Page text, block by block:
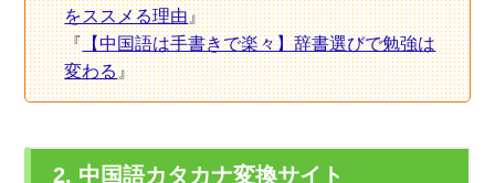
をススメる理由』
『【中国語は手書きで楽々】辞書選びで勉強は
変わる』
2. 中国語カタカナ変換サイト